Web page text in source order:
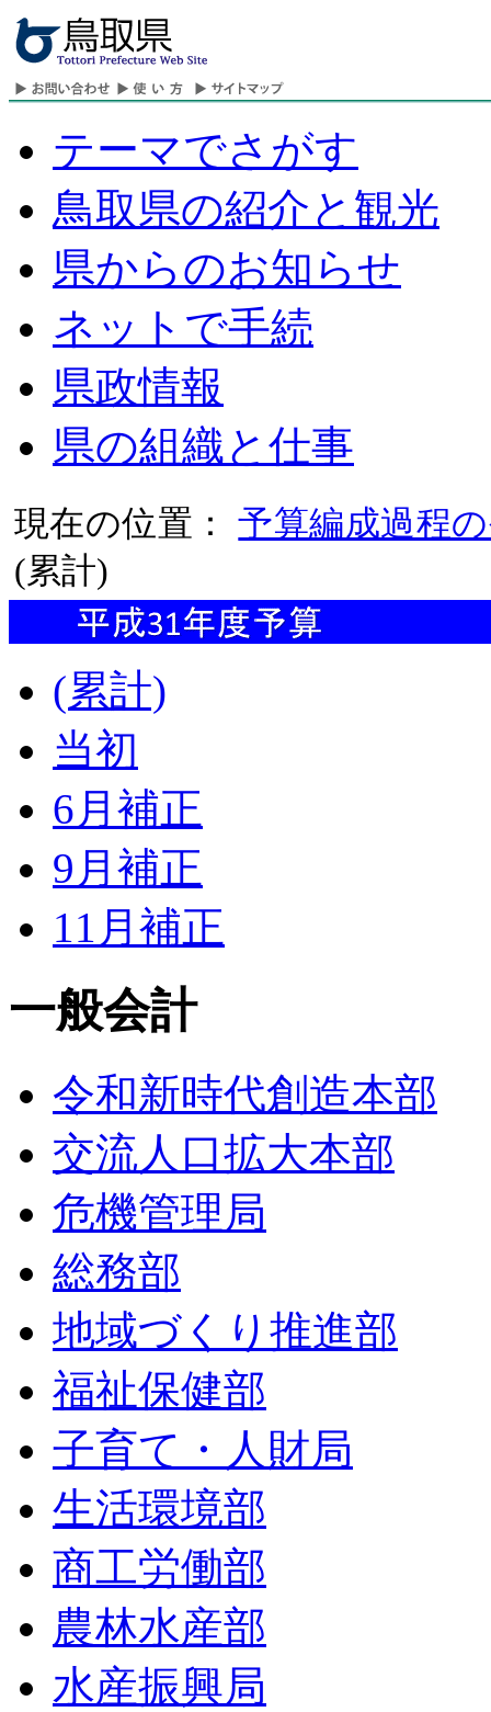
テーマでさがす
鳥取県の紹介と観光
県からのお知らせ
ネットで手続
県政情報
県の組織と仕事
現在の位置：予算編成過程
(累計)
(累計)
当初
6月補正
9月補正
11月補正
一般会計
令和新時代創造本部
交流人口拡大本部
危機管理局
総務部
地域づくり推進部
福祉保健部
子育て・人財局
生活環境部
商工労働部
農林水産部
水産振興局